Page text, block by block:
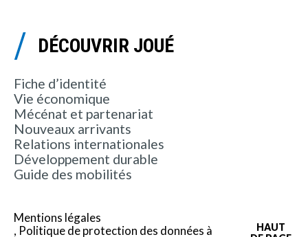
DÉCOUVRIR JOUÉ
Fiche d’identité
Vie économique
Mécénat et partenariat
Nouveaux arrivants
Relations internationales
Développement durable
Guide des mobilités
Mentions légales
Politique de protection des données à
HAUT